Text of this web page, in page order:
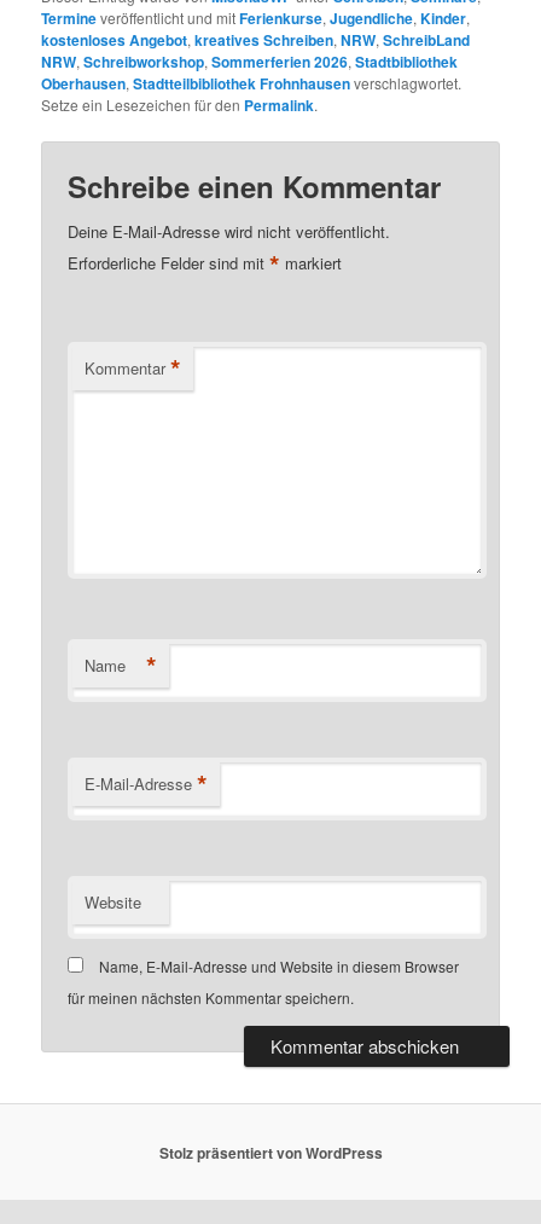
Termineveröffentlicht und mitFerienkurse,Jugendliche,Kinder,
kostenloses Angebot,kreatives Schreiben,NRW,SchreibLand
NRW,Schreibworkshop,Sommerferien 2026,Stadtbibliothek
Oberhausen,Stadtteilbibliothek Frohnhausenverschlagwortet.
Setze ein Lesezeichen für den Permalink.
Schreibe einen Kommentar
Deine E-Mail-Adresse wird nicht veröffentlicht.
Erforderliche Felder sind mit* markiert
Kommentar *
Name *
E-Mail-Adresse *
Website
Name, E-Mail-Adresse und Website in diesem Browser
für meinen nächsten Kommentar speichern.
Stolz präsentiert von WordPress